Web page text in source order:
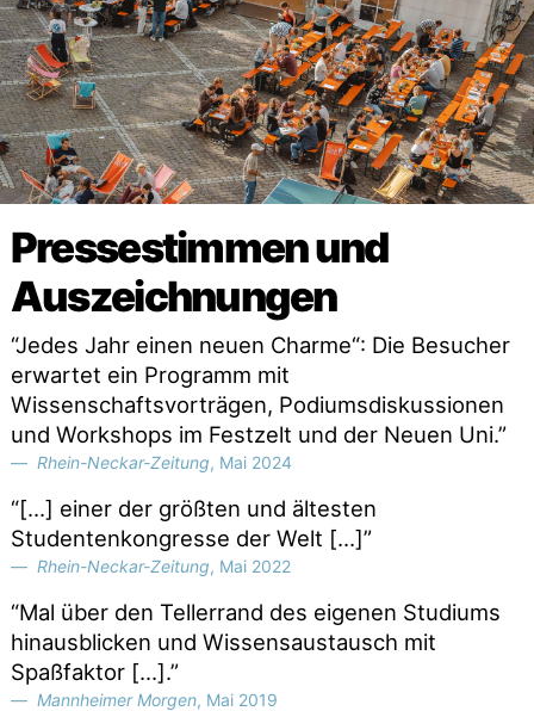
Pressestimmen und
Auszeichnungen
“Jedes Jahr einen neuen Charme“: Die Besucher
erwartet ein Programm mit
Wissenschaftsvorträgen, Podiumsdiskussionen
und Workshops im Festzelt und der Neuen Uni.”
Rhein-Neckar-Zeitung, Mai 2024
“[...] einer der größten und ältesten
Studentenkongresse der Welt [...]”
Rhein-Neckar-Zeitung, Mai 2022
“Mal über den Tellerrand des eigenen Studiums
hinausblicken und Wissensaustausch mit
Spaßfaktor [...].”
Mannheimer Morgen, Mai 2019